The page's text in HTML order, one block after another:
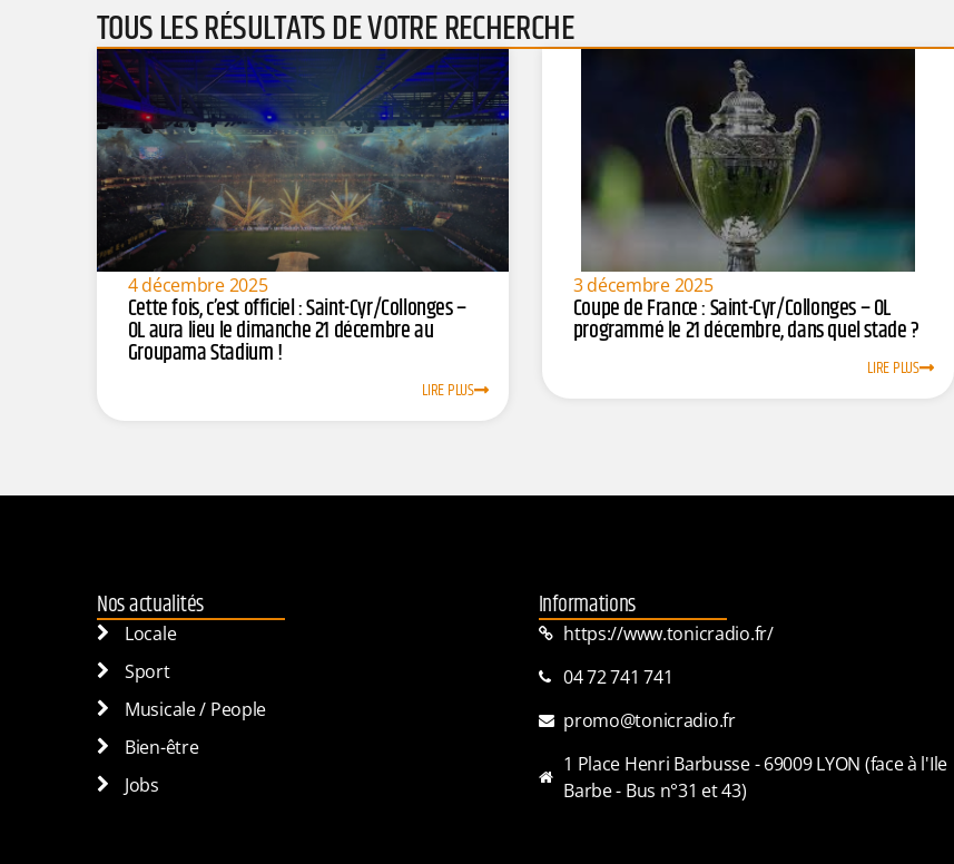
TOUS LES RÉSULTATS DE VOTRE RECHERCHE
4 décembre 2025
Cette fois, c’est officiel : Saint-Cyr/Collonges –
OL aura lieu le dimanche 21 décembre au
Groupama Stadium !
LIRE PLUS
3 décembre 2025
Coupe de France : Saint-Cyr/Collonges – OL
programmé le 21 décembre, dans quel stade ?
LIRE PLUS
Nos actualités
Locale
Sport
Musicale / People
Bien-être
Jobs
Informations
https://www.tonicradio.fr/
04 72 741 741
promo@tonicradio.fr
1 Place Henri Barbusse - 69009 LYON (face à l'Ile
Barbe - Bus n°31 et 43)